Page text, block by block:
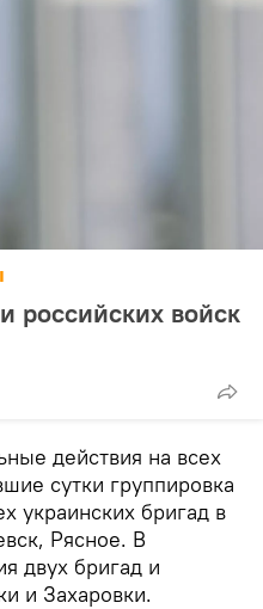
российских войск
действия на всех
сутки группировка
украинских бригад в
Рясное. В
двух бригад и
и Захаровки.